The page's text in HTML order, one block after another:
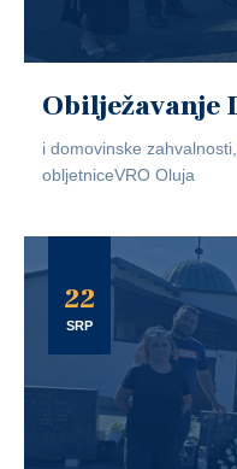
Obilježavanje
i domovinske
obljetniceVRO Oluja
22
SRP